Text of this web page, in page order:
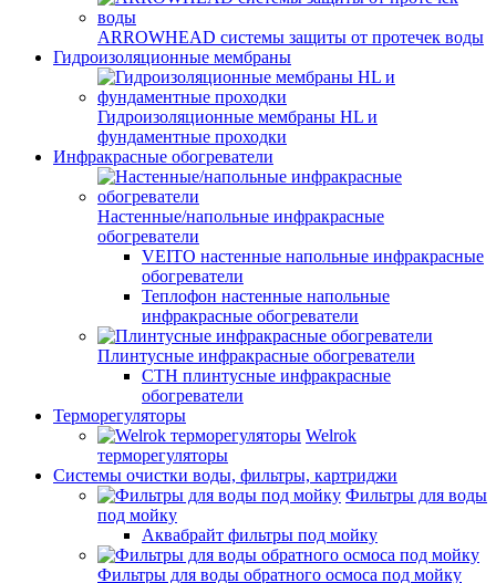
ARROWHEAD системы защиты от протечек воды
Гидроизоляционные мембраны
Гидроизоляционные мембраны HL и
фундаментные проходки
Инфракрасные обогреватели
Настенные/напольные инфракрасные
обогреватели
VEITO настенные напольные инфракрасные
обогреватели
Теплофон настенные напольные
инфракрасные обогреватели
Плинтусные инфракрасные обогреватели
СТН плинтусные инфракрасные
обогреватели
Терморегуляторы
Welrok
терморегуляторы
Системы очистки воды, фильтры, картриджи
Фильтры для воды
под мойку
Аквабрайт фильтры под мойку
Фильтры для воды обратного осмоса под мойку